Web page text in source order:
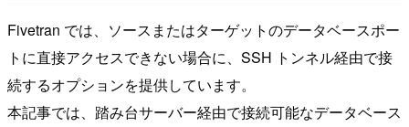
Fivetran では、ソースまたはターゲットのデータベースポー
トに直接アクセスできない場合に、SSH トンネル経由で接
続するオプションを提供しています。
本記事では、踏み台サーバー経由で接続可能なデータベース